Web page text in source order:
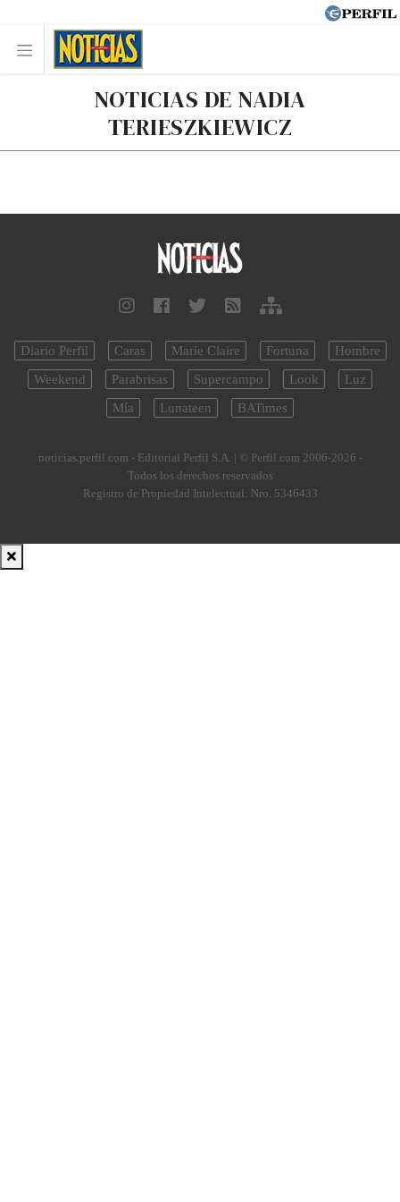
NOTICIAS DE NADIA
TERIESZKIEWICZ
Diario Perfil Caras Marie Claire Fortuna
Hombre
Weekend
Parabrisas Supercampo Look
Luz
Mía
Lunateen BATimes
noticias.perfil.com - Editorial Perfil S.A. | © Perfil.com 2006-2026 -
Todos los derechos reservados
Registro de Propiedad Intelectual: Nro. 5346433